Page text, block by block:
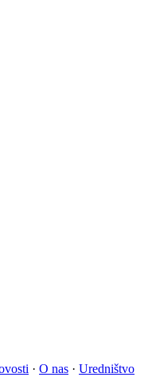
· O nas · Uredništvo